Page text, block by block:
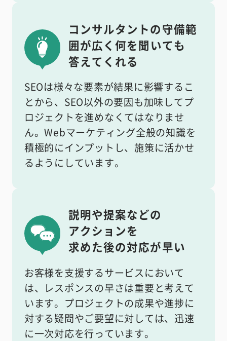
コンサルタントの守備範
囲が広く何を聞いても
答えてくれる
SEOは様々な要素が結果に影響するこ
とから、SEO以外の要因も加味してプ
ロジェクトを進めなくてはなりませ
ん。Webマーケティング全般の知識を
積極的にインプットし、施策に活かせ
るようにしています。
説明や提案などの
アクションを
求めた後の対応が早い
お客様を支援するサービスにおいて
は、レスポンスの早さは重要と考えて
います。プロジェクトの成果や進捗に
対する疑問やご要望に対しては、迅速
に一次対応を行っています。